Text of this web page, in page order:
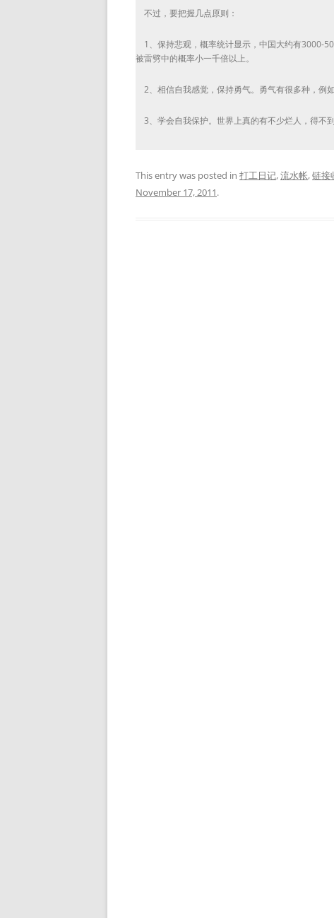
不过，要把握几点原则：
1、保持悲观，概率统计显示，中国大约有3000-
被雷劈中的概率小一千倍以上。
2、相信自我感觉，保持勇气。勇气有很多种，例
3、学会自我保护。世界上真的有不少烂人，得不
This entry was posted in 打工日记,流水帐,链接
November 17, 2011.